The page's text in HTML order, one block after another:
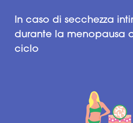
In caso di secchezza
durante la menopausa
ciclo